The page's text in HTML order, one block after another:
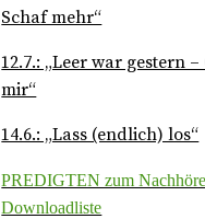
Schaf mehr“
12.7.: „Leer war gestern
mir“
14.6.: „Lass (endlich) los“
PREDIGTEN zum
Downloadliste